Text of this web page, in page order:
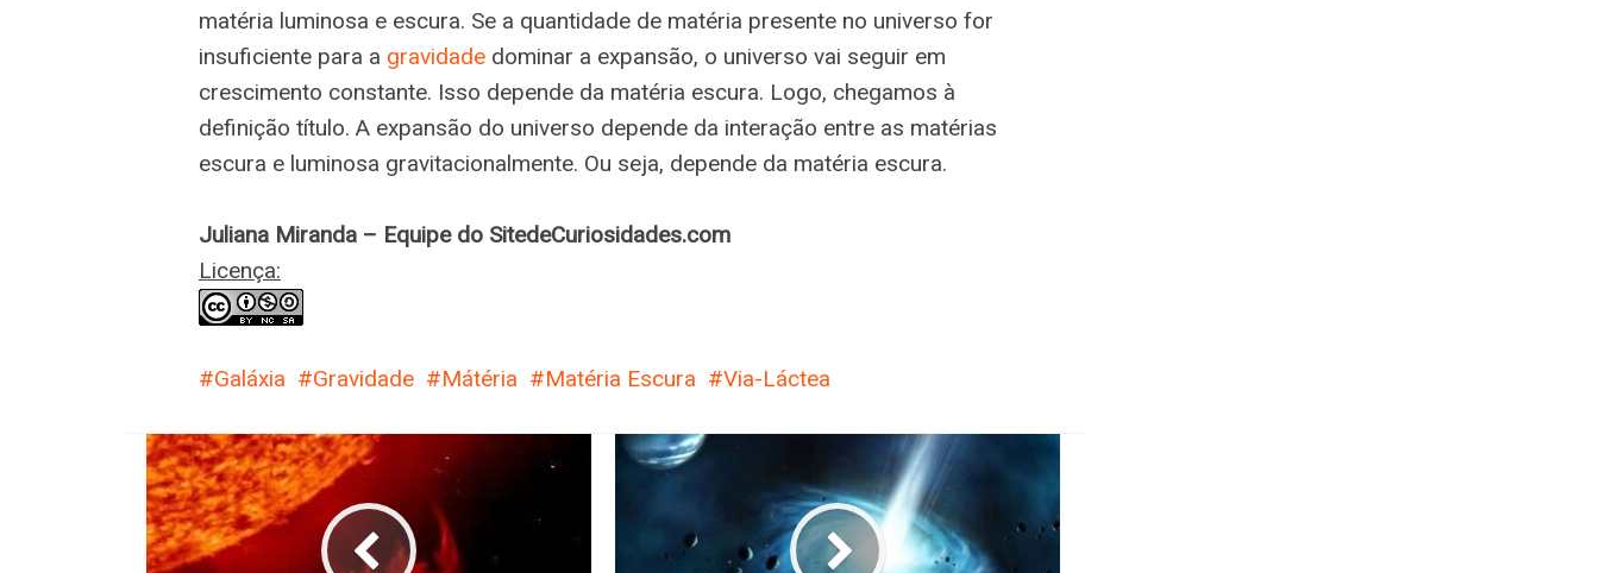
matéria luminosa e escura. Se a quantidade de matéria presente no universo for
insuficiente para a gravidade dominar a expansão, o universo vai seguir em
crescimento constante. Isso depende da matéria escura. Logo, chegamos à
definição título. A expansão do universo depende da interação entre as matérias
escura e luminosa gravitacionalmente. Ou seja, depende da matéria escura.
Juliana Miranda – Equipe do SitedeCuriosidades.com
Licença:
Galáxia Gravidade Mátéria Matéria Escura Via-Láctea